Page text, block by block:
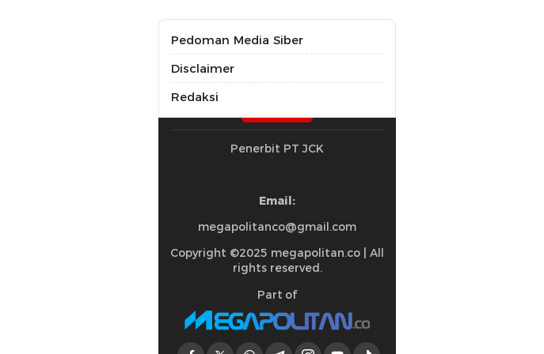
Pedoman Media Siber
Disclaimer
Redaksi
Penerbit PT JCK
Email:
megapolitanco@gmail.com
Copyright ©2025 megapolitan.co | All
rights reserved.
Part of